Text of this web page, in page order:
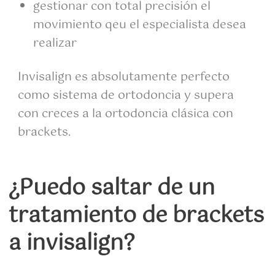
gestionar con total precisión el
movimiento qeu el especialista desea
realizar
Invisalign es absolutamente perfecto
como sistema de ortodoncia y supera
con creces a la ortodoncia clásica con
brackets.
¿Puedo saltar de un
tratamiento de brackets
a invisalign?